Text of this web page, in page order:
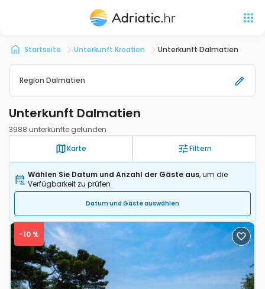
Startseite Unterkunft Kroatien Unterkunft Dalmatien
Region Dalmatien
Unterkunft Dalmatien
3988 unterkünfte gefunden
Karte
Filtern
Wählen Sie Datum und Anzahl der Gäste aus, um die
Verfügbarkeit zu prüfen
Datum und Gäste auswählen
-10 %